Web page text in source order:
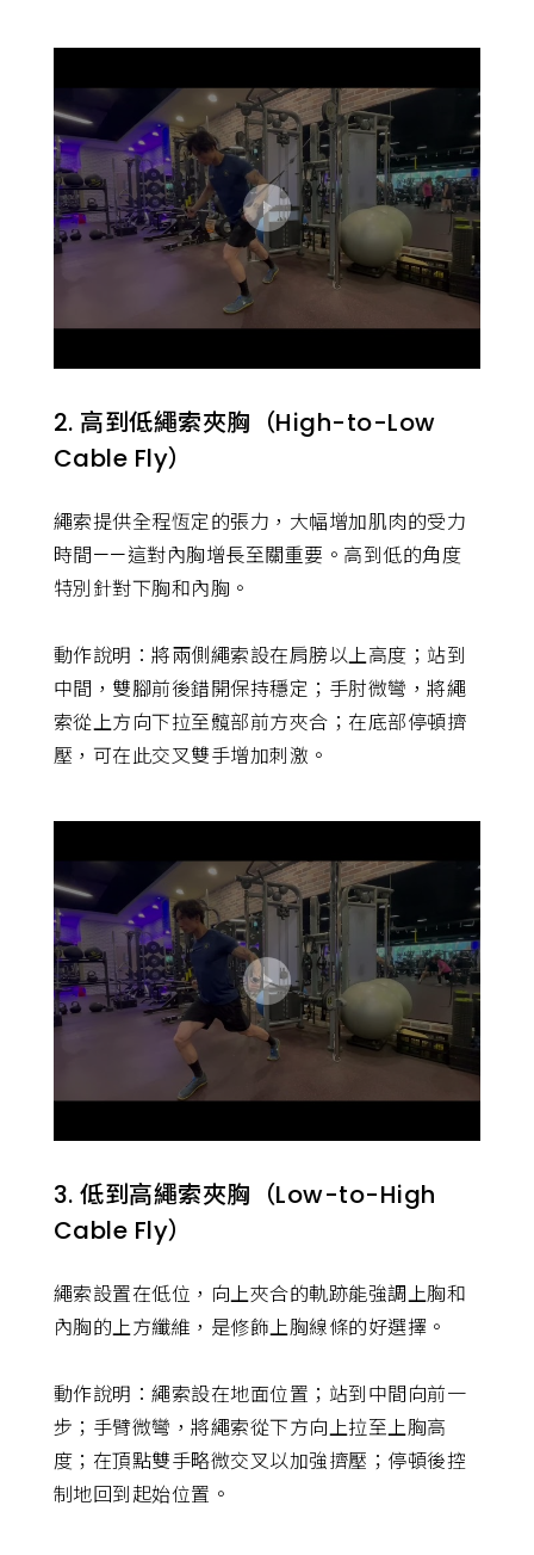
2. 高到低繩索夾胸（High-to-Low
Cable Fly）
繩索提供全程恆定的張力，大幅增加肌肉的受力
時間——這對內胸增長至關重要。高到低的角度
特別針對下胸和內胸。
動作說明：將兩側繩索設在肩膀以上高度；站到
中間，雙腳前後錯開保持穩定；手肘微彎，將繩
索從上方向下拉至髖部前方夾合；在底部停頓擠
壓，可在此交叉雙手增加刺激。
3. 低到高繩索夾胸（Low-to-High
Cable Fly）
繩索設置在低位，向上夾合的軌跡能強調上胸和
內胸的上方纖維，是修飾上胸線條的好選擇。
動作說明：繩索設在地面位置；站到中間向前一
步；手臂微彎，將繩索從下方向上拉至上胸高
度；在頂點雙手略微交叉以加強擠壓；停頓後控
制地回到起始位置。